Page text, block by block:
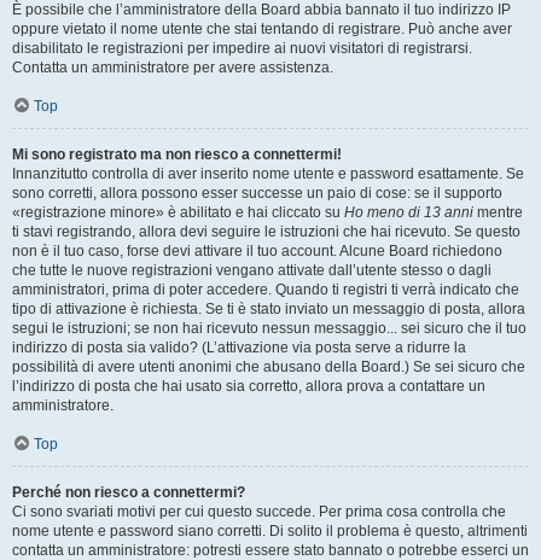
È possibile che l’amministratore della Board abbia bannato il tuo indirizzo IP
oppure vietato il nome utente che stai tentando di registrare. Può anche aver
disabilitato le registrazioni per impedire ai nuovi visitatori di registrarsi.
Contatta un amministratore per avere assistenza.
Top
Mi sono registrato ma non riesco a connettermi!
Innanzitutto controlla di aver inserito nome utente e password esattamente. Se
sono corretti, allora possono esser successe un paio di cose: se il supporto
«registrazione minore» è abilitato e hai cliccato su Ho meno di 13 anni mentre
ti stavi registrando, allora devi seguire le istruzioni che hai ricevuto. Se questo
non è il tuo caso, forse devi attivare il tuo account. Alcune Board richiedono
che tutte le nuove registrazioni vengano attivate dall’utente stesso o dagli
amministratori, prima di poter accedere. Quando ti registri ti verrà indicato che
tipo di attivazione è richiesta. Se ti è stato inviato un messaggio di posta, allora
segui le istruzioni; se non hai ricevuto nessun messaggio... sei sicuro che il tuo
indirizzo di posta sia valido? (L’attivazione via posta serve a ridurre la
possibilità di avere utenti anonimi che abusano della Board.) Se sei sicuro che
l’indirizzo di posta che hai usato sia corretto, allora prova a contattare un
amministratore.
Top
Perché non riesco a connettermi?
Ci sono svariati motivi per cui questo succede. Per prima cosa controlla che
nome utente e password siano corretti. Di solito il problema è questo, altrimenti
contatta un amministratore: potresti essere stato bannato o potrebbe esserci un